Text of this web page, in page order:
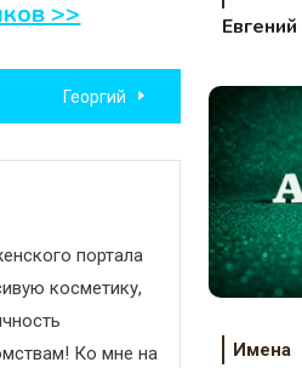
>>
Георгий
портала
косметику,
Ко мне на
Евгений
Имена